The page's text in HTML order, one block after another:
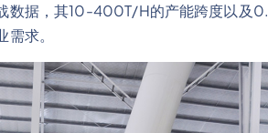
数据，其10-400T/H的产能跨度以
求。